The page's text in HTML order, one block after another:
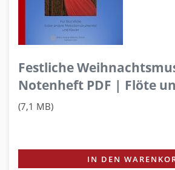
Festliche
Notenheft PDF | Flöte
(7,1 MB)
IN DEN